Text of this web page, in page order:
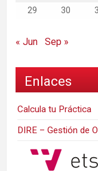
29
30
« Jun Sep »
Enlaces
Calcula tu Práctica
DIRE – Gestión de